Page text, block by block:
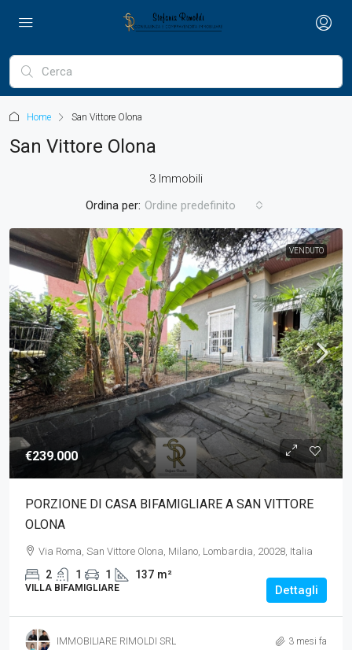
Home San Vittore Olona
San Vittore Olona
3 Immobili
Ordina per: Ordine predefinito
VENDUTO
€239.000
PORZIONE DI CASA BIFAMIGLIARE A SAN VITTORE
OLONA
Via Roma, San Vittore Olona, Milano, Lombardia, 20028, Italia
2 1 1 137 m²
VILLA BIFAMIGLIARE Dettagli
IMMOBILIARE RIMOLDI SRL 3 mesi fa